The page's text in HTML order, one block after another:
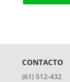
2195
CONTACTO
(61) 512-432